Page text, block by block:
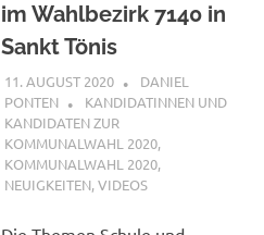
im Wahlbezirk 7140 in
Sankt Tönis
11. AUGUST 2020
DANIEL
PONTEN
KANDIDATINNEN UND
KANDIDATEN ZUR
KOMMUNALWAHL 2020,
KOMMUNALWAHL 2020,
NEUIGKEITEN,VIDEOS